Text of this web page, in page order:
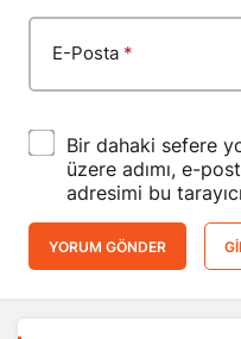
E-Posta *
Bir dahaki sefere
üzere adımı, e-
adresimi bu
YORUM GÖNDER